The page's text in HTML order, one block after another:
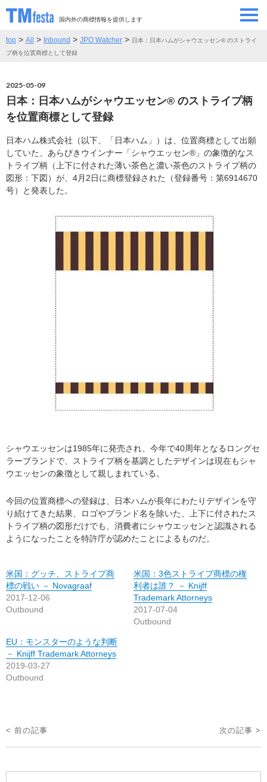
国内外の商標情報を提供します
SEMINAR/EVENT
CONTRIBUTORS 情報提供者
CONTACT お問い合わせ
top > All > Inbound > JPO Watcher > 日本：日本ハムがシャウエッセン® のストライ
プ柄を位置商標として登録
2025-05-09
日本：日本ハムがシャウエッセン® のストライプ柄
を位置商標として登録
日本ハム株式会社（以下、「日本ハム」）は、位置商標として出願
していた、あらびきウインナー「シャウエッセン®」の象徴的なス
トライプ柄（上下に付された薄い茶色と濃い茶色のストライプ柄の
図形：下図）が、4月2日に商標登録された（登録番号：第6914670
号）と発表した。
シャウエッセンは1985年に発売され、今年で40周年となるロングセ
ラーブランドで、ストライプ柄を基調としたデザインは現在もシャ
ウエッセンの象徴として親しまれている。
今回の位置商標への登録は、日本ハムが長年にわたりデザインを守
り続けてきた結果、ロゴやブランド名を除いた、上下に付されたス
トライプ柄の図形だけでも、消費者にシャウエッセンと認識される
ようになったことを特許庁が認めたことによるものだ。
米国：グッチ、ストライプ商
標の戦い － Novagraaf
2017-12-06
Outbound
米国：3色ストライプ商標の権
利者は誰？ － Knijff
Trademark Attorneys
2017-07-04
Outbound
EU：モンスターのような判断
－ Knijff Trademark Attorneys
2019-03-27
Outbound
投
稿
< 前の記事 次の記事 >